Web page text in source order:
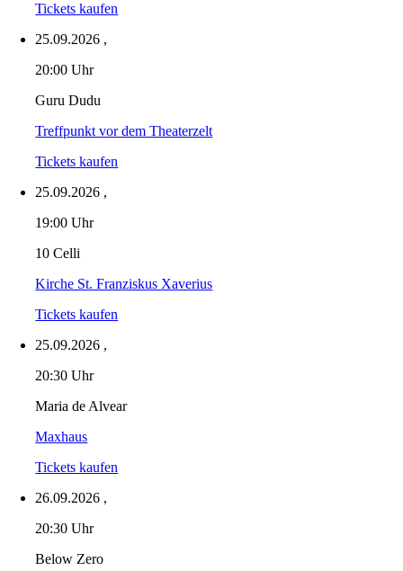
Tickets kaufen
25.09.2026 ,
20:00 Uhr
Guru Dudu
Treffpunkt vor dem Theaterzelt
Tickets kaufen
25.09.2026 ,
19:00 Uhr
10 Celli
Kirche St. Franziskus Xaverius
Tickets kaufen
25.09.2026 ,
20:30 Uhr
Maria de Alvear
Maxhaus
Tickets kaufen
26.09.2026 ,
20:30 Uhr
Below Zero